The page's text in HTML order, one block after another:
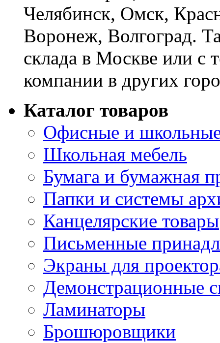
Челябинск, Омск,
Воронеж, Волгоград.
склада в Москве или с
компании в других
Каталог товаров
Офисные и
Школьная мебель
Бумага и бумажная
Папки и системы
Канцелярские товары
Письменные
Экраны для
Демонстрационные
Ламинаторы
Брошюровщики